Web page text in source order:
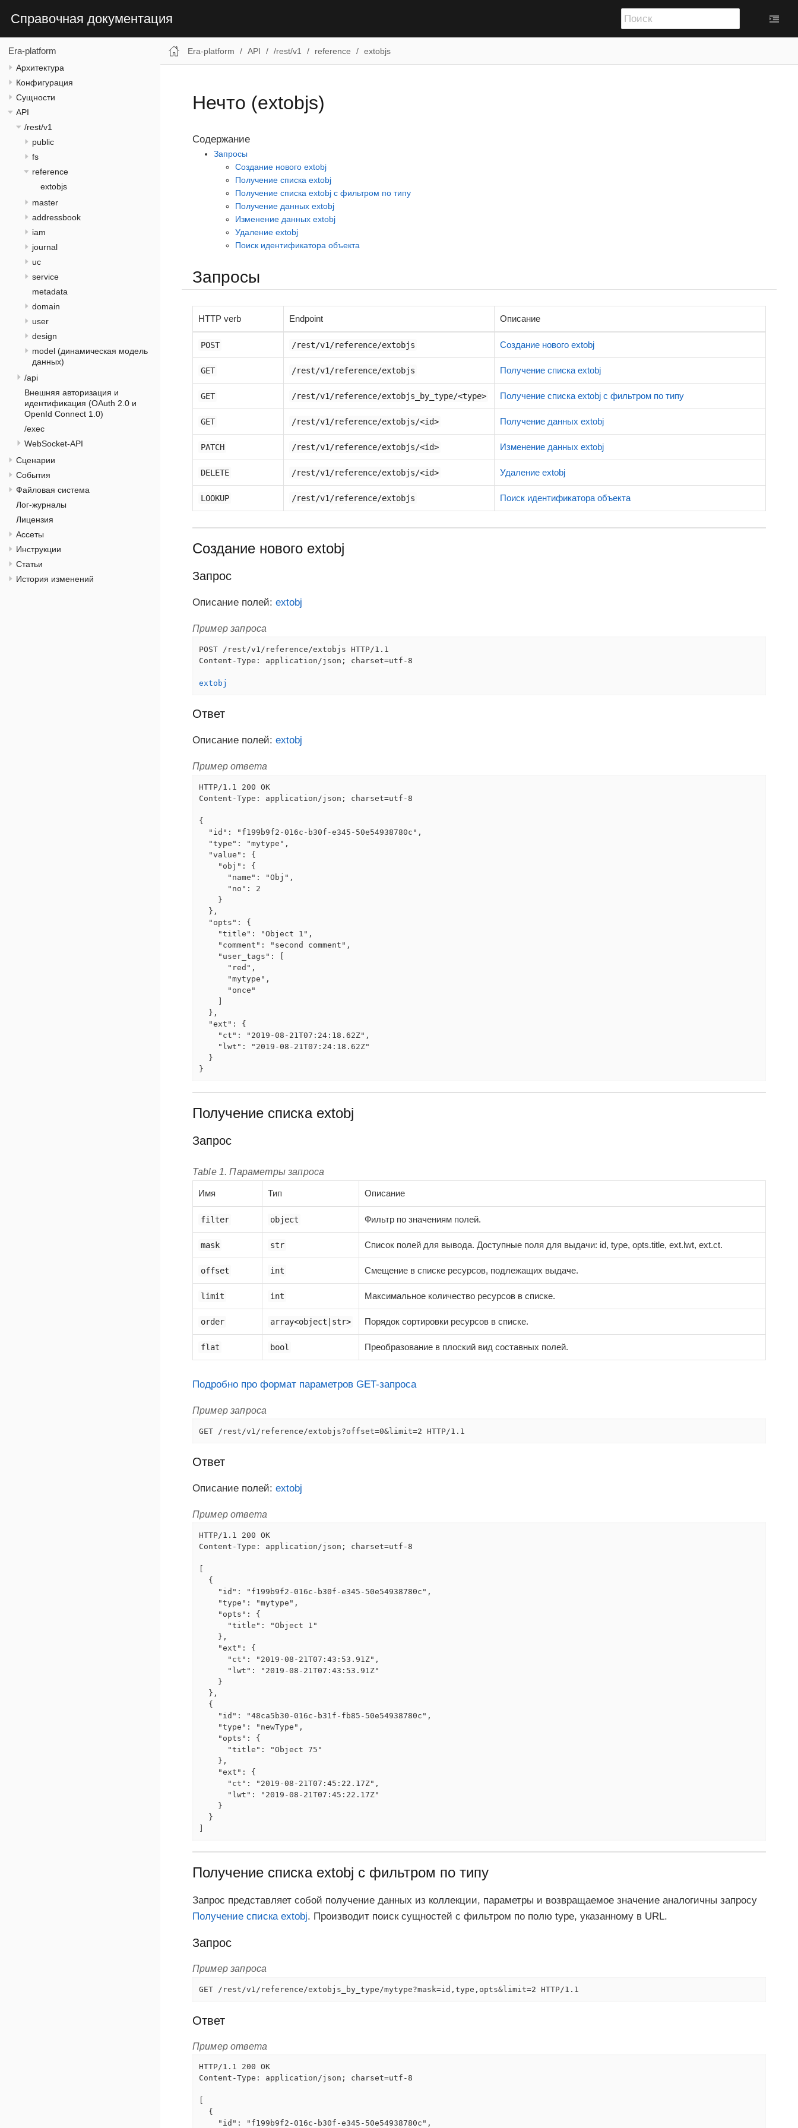
Справочная документация
Era-platform
Архитектура
Конфигурация
Сущности
API
/rest/v1
public
fs
reference
extobjs
master
addressbook
iam
journal
uc
service
metadata
domain
user
design
model (динамическая модель
данных)
/api
Внешняя авторизация и
идентификация (OAuth 2.0 и
OpenId Connect 1.0)
/exec
WebSocket-API
Сценарии
События
Файловая система
Лог-журналы
Лицензия
Ассеты
Инструкции
Статьи
История изменений
Era-platform API /rest/v1 reference extobjs
Нечто (extobjs)
Содержание
Запросы
Создание нового extobj
Получение списка extobj
Получение списка extobj с фильтром по типу
Получение данных extobj
Изменение данных extobj
Удаление extobj
Поиск идентификатора объекта
Запросы
HTTP verb Endpoint Описание
POST /rest/v1/reference/extobjs Создание нового extobj
GET /rest/v1/reference/extobjs Получение списка extobj
GET /rest/v1/reference/extobjs_by_type/<type> Получение списка extobj с фильтром по типу
GET /rest/v1/reference/extobjs/<id> Получение данных extobj
PATCH /rest/v1/reference/extobjs/<id> Изменение данных extobj
DELETE /rest/v1/reference/extobjs/<id> Удаление extobj
LOOKUP /rest/v1/reference/extobjs Поиск идентификатора объекта
Создание нового extobj
Запрос
Описание полей: extobj
Пример запроса
POST /rest/v1/reference/extobjs HTTP/1.1
Content-Type: application/json; charset=utf-8
extobj
Ответ
Описание полей: extobj
Пример ответа
HTTP/1.1 200 OK
Content-Type: application/json; charset=utf-8
{
  "id": "f199b9f2-016c-b30f-e345-50e54938780c",
  "type": "mytype",
  "value": {
    "obj": {
      "name": "Obj",
      "no": 2
    }
  },
  "opts": {
    "title": "Object 1",
    "comment": "second comment",
    "user_tags": [
      "red",
      "mytype",
      "once"
  },
  "ext": {
    "ct": "2019-08-21T07:24:18.62Z",
    "lwt": "2019-08-21T07:24:18.62Z"
  }
}
Получение списка extobj
Запрос
Table 1. Параметры запроса
Имя Тип Описание
filter object Фильтр по значениям полей.
mask str Список полей для вывода. Доступные поля для выдачи: id, type, opts.title, ext.lwt, ext.ct.
offset int Смещение в списке ресурсов, подлежащих выдаче.
limit int Максимальное количество ресурсов в списке.
order array<object|str> Порядок сортировки ресурсов в списке.
flat bool Преобразование в плоский вид составных полей.
Подробно про формат параметров GET-запроса
Пример запроса
GET /rest/v1/reference/extobjs?offset=0&limit=2 HTTP/1.1
Ответ
Описание полей: extobj
Пример ответа
HTTP/1.1 200 OK
Content-Type: application/json; charset=utf-8
  {
    "id": "f199b9f2-016c-b30f-e345-50e54938780c",
    "type": "mytype",
    "opts": {
      "title": "Object 1"
    },
    "ext": {
      "ct": "2019-08-21T07:43:53.91Z",
      "lwt": "2019-08-21T07:43:53.91Z"
    }
  },
  {
    "id": "48ca5b30-016c-b31f-fb85-50e54938780c",
    "type": "newType",
    "opts": {
      "title": "Object 75"
    },
    "ext": {
      "ct": "2019-08-21T07:45:22.17Z",
      "lwt": "2019-08-21T07:45:22.17Z"
    }
  }
Получение списка extobj с фильтром по типу
Запрос представляет собой получение данных из коллекции, параметры и возвращаемое значение аналогичны запросу
Получение списка extobj. Производит поиск сущностей с фильтром по полю type, указанному в URL.
Запрос
Пример запроса
GET /rest/v1/reference/extobjs_by_type/mytype?mask=id,type,opts&limit=2 HTTP/1.1
Ответ
Пример ответа
HTTP/1.1 200 OK
Content-Type: application/json; charset=utf-8
  {
    "id": "f199b9f2-016c-b30f-e345-50e54938780c",